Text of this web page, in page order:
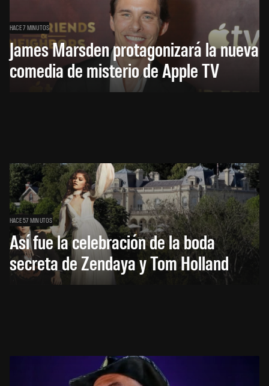
HACE 7 MINUTOS
James Marsden protagonizará la nueva
comedia de misterio de Apple TV
HACE 57 MINUTOS
Así fue la celebración de la boda
secreta de Zendaya y Tom Holland